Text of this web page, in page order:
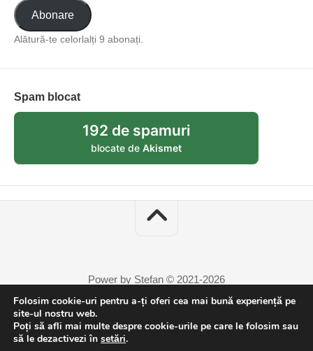
Abonare
Alătură-te celorlalți 9 abonați.
Spam blocat
192 de spamuri
blocate de Akismet
Power by Stefan © 2021-2026
Folosim cookie-uri pentru a-ți oferi cea mai bună experiență pe
site-ul nostru web.
Poți să afli mai multe despre cookie-urile pe care le folosim sau
să le dezactivezi în setări.